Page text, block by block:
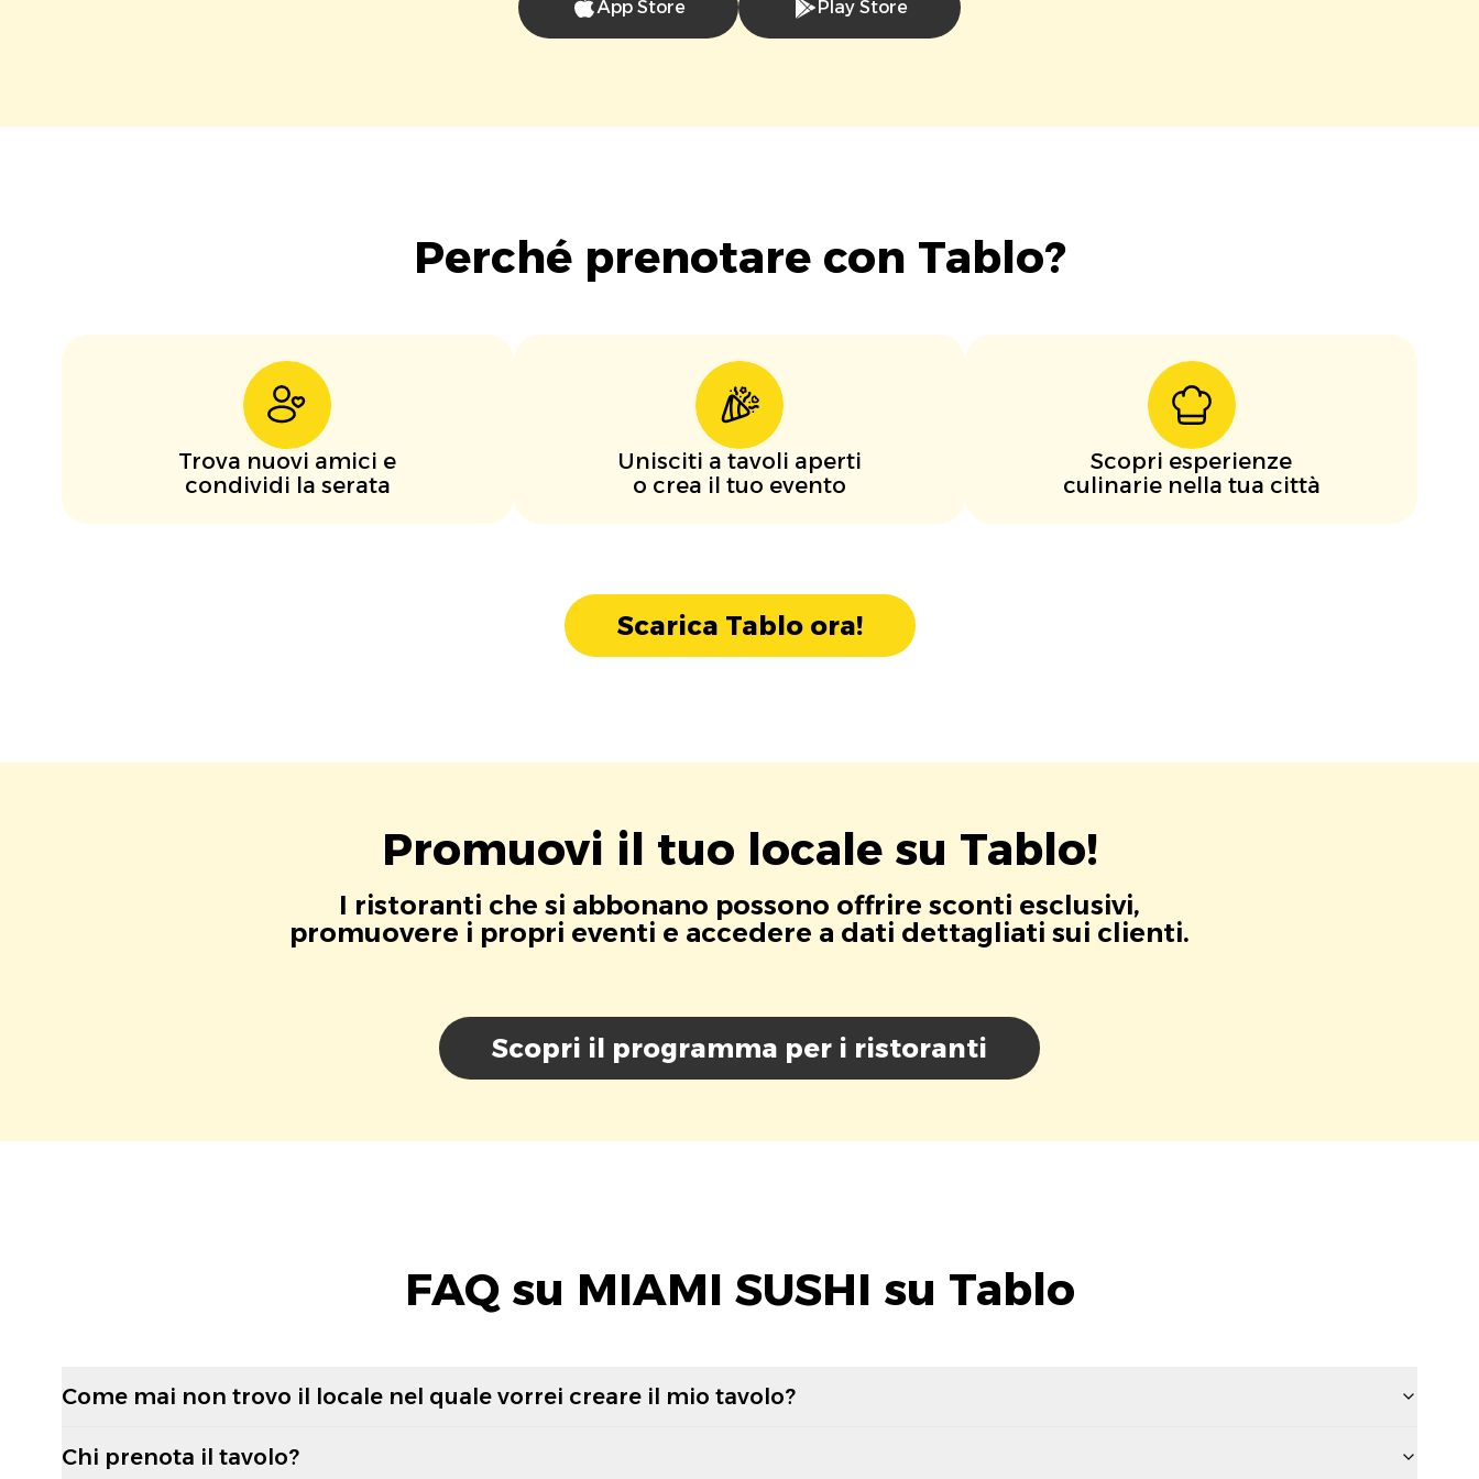
App Store Play Store
Perché prenotare con Tablo?
Trova nuovi amici e
condividi la serata
Unisciti a tavoli aperti
o crea il tuo evento
Scopri esperienze
culinarie nella tua città
Scarica Tablo ora!
Promuovi il tuo locale su Tablo!
I ristoranti che si abbonano possono offrire sconti esclusivi,
promuovere i propri eventi e accedere a dati dettagliati sui clienti.
Scopri il programma per i ristoranti
FAQ su MIAMI SUSHI su Tablo
Come mai non trovo il locale nel quale vorrei creare il mio tavolo?
Chi prenota il tavolo?